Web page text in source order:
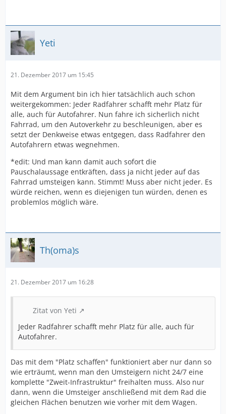
Yeti
21. Dezember 2017 um 15:45
Mit dem Argument bin ich hier tatsächlich auch schon
weitergekommen: Jeder Radfahrer schafft mehr Platz für
alle, auch für Autofahrer. Nun fahre ich sicherlich nicht
Fahrrad, um den Autoverkehr zu beschleunigen, aber es
setzt der Denkweise etwas entgegen, dass Radfahrer den
Autofahrern etwas wegnehmen.
*edit: Und man kann damit auch sofort die
Pauschalaussage entkräften, dass ja nicht jeder auf das
Fahrrad umsteigen kann. Stimmt! Muss aber nicht jeder. Es
würde reichen, wenn es diejenigen tun würden, denen es
problemlos möglich wäre.
Th(oma)s
21. Dezember 2017 um 16:28
Zitat von Yeti
Jeder Radfahrer schafft mehr Platz für alle, auch für
Autofahrer.
Das mit dem "Platz schaffen" funktioniert aber nur dann so
wie erträumt, wenn man den Umsteigern nicht 24/7 eine
komplette "Zweit-Infrastruktur" freihalten muss. Also nur
dann, wenn die Umsteiger anschließend mit dem Rad die
gleichen Flächen benutzen wie vorher mit dem Wagen.